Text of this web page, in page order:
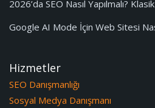
2026’da SEO Nasıl Yapılmalı?
Google AI Mode İçin Web Sitesi
Hizmetler
SEO Danışmanlığı
Sosyal Medya Danışmanı